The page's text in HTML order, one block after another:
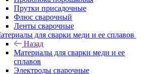
Прутки присадочные
Флюс сварочный
Ленты сварочные
для сварки меди и ее сплавов
Назад
Материалы для сварки меди и ее
сплавов
Электроды сварочные